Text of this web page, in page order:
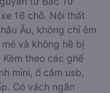
16 chỗ. Nội thất
Âu, không chỉ êm
và không hề bị
theo các ghế
mini, ổ cắm usb,
Có vách ngăn